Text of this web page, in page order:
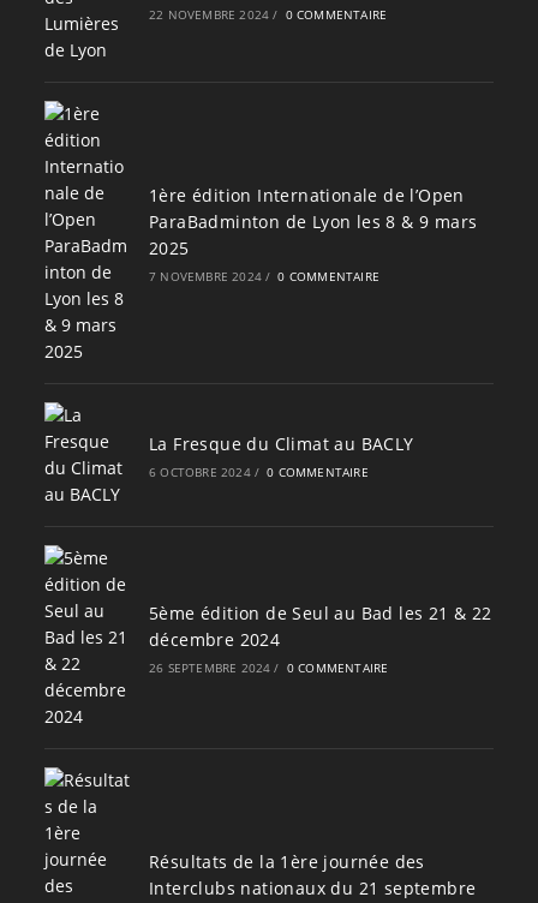
22 NOVEMBRE 2024 / 0 COMMENTAIRE
1ère édition Internationale de l’Open
ParaBadminton de Lyon les 8 & 9 mars
2025
7 NOVEMBRE 2024 / 0 COMMENTAIRE
La Fresque du Climat au BACLY
6 OCTOBRE 2024 / 0 COMMENTAIRE
5ème édition de Seul au Bad les 21 & 22
décembre 2024
26 SEPTEMBRE 2024 / 0 COMMENTAIRE
Résultats de la 1ère journée des
Interclubs nationaux du 21 septembre